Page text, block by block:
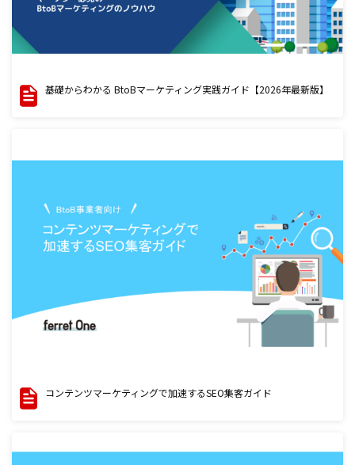
基礎からわかる BtoBマーケティング実践ガイド【2026年最新版】
コンテンツマーケティングで加速するSEO集客ガイド